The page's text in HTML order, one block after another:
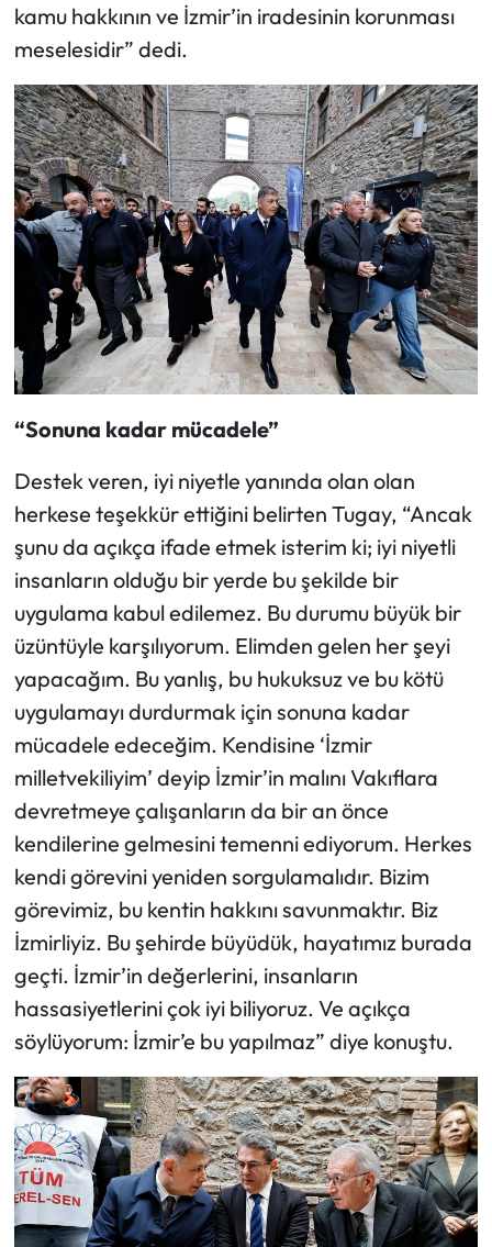
kamu hakkının ve İzmir’in iradesinin korunması
meselesidir” dedi.
“Sonuna kadar mücadele”
Destek veren, iyi niyetle yanında olan olan
herkese teşekkür ettiğini belirten Tugay, “Ancak
şunu da açıkça ifade etmek isterim ki; iyi niyetli
insanların olduğu bir yerde bu şekilde bir
uygulama kabul edilemez. Bu durumu büyük bir
üzüntüyle karşılıyorum. Elimden gelen her şeyi
yapacağım. Bu yanlış, bu hukuksuz ve bu kötü
uygulamayı durdurmak için sonuna kadar
mücadele edeceğim. Kendisine ‘İzmir
milletvekiliyim’ deyip İzmir’in malını Vakıflara
devretmeye çalışanların da bir an önce
kendilerine gelmesini temenni ediyorum. Herkes
kendi görevini yeniden sorgulamalıdır. Bizim
görevimiz, bu kentin hakkını savunmaktır. Biz
İzmirliyiz. Bu şehirde büyüdük, hayatımız burada
geçti. İzmir’in değerlerini, insanların
hassasiyetlerini çok iyi biliyoruz. Ve açıkça
söylüyorum: İzmir’e bu yapılmaz” diye konuştu.